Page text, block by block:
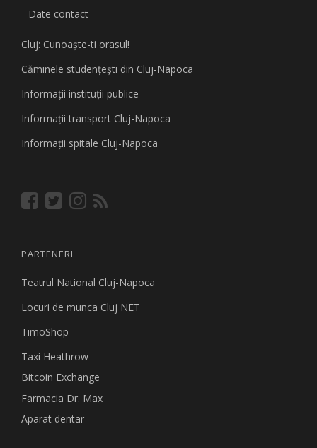
Date contact
Cluj: Cunoaşte-ti orasul!
Căminele studenţeşti din Cluj-Napoca
Informaţii instituţii publice
Informaţii transport Cluj-Napoca
Informaţii spitale Cluj-Napoca
PARTENERI
Teatrul National Cluj-Napoca
Locuri de munca Cluj NET
TimoShop
Taxi Heathrow
Bitcoin Exchange
Farmacia Dr. Max
Aparat dentar